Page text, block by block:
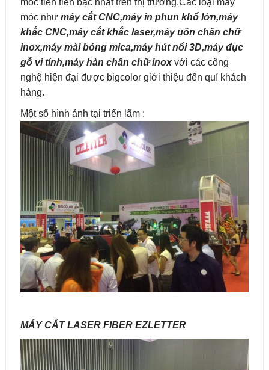
móc như máy cắt CNC,máy in phun khổ lớn,máy
khắc CNC,máy cắt khắc laser,máy uốn chân chữ
inox,máy mài bóng mica,máy hút nổi 3D,máy đục
gỗ vi tính,máy hàn chân chữ inoxvới các công
nghệ hiện đại được bigcolor giới thiệu đến quí khách
hàng.
Một số hình ảnh tại triển lãm :
MÁY CẮT LASER FIBER EZLETTER